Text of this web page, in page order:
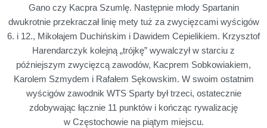
Gano czy Kacpra Szumlę. Następnie młody Spartanin
dwukrotnie przekraczał linię mety tuż za zwycięzcami wyścigów
6. i 12., Mikołajem Duchińskim i Dawidem Cepielikiem. Krzysztof
Harendarczyk kolejną „trójkę” wywalczył w starciu z
późniejszym zwycięzcą zawodów, Kacprem Sobkowiakiem,
Karolem Szmydem i Rafałem Sękowskim. W swoim ostatnim
wyścigów zawodnik WTS Sparty był trzeci, ostatecznie
zdobywając łącznie 11 punktów i kończąc rywalizację
w Częstochowie na piątym miejscu.